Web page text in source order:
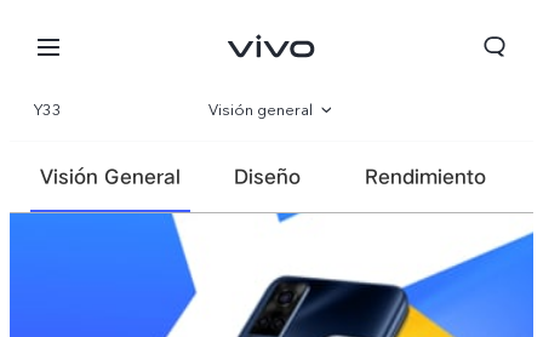
Y33 Visión general
Galería
Especificaciones
Visión General Diseño Rendimiento